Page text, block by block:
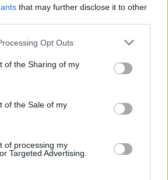
that may further disclose it to other
website/app uses one or more Google
or usage behaviour. You may click to
to Google and its third-party tags to
specified purposes in below Google
Opt Outs
of the Sharing of my
of the Sale of my
of processing my
Targeted Advertising.
της Google